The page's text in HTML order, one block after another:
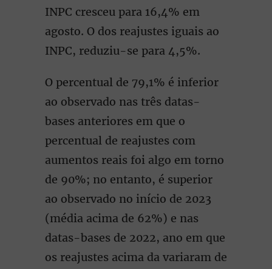
INPC cresceu para 16,4% em
agosto. O dos reajustes iguais ao
INPC, reduziu-se para 4,5%.
O percentual de 79,1% é inferior
ao observado nas três datas-
bases anteriores em que o
percentual de reajustes com
aumentos reais foi algo em torno
de 90%; no entanto, é superior
ao observado no início de 2023
(média acima de 62%) e nas
datas-bases de 2022, ano em que
os reajustes acima da variaram de